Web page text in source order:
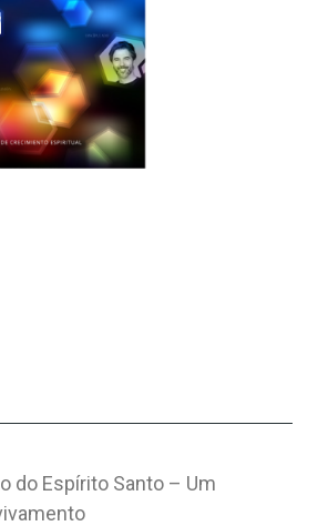
do Espírito Santo – Um